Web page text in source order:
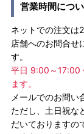
営業時間につ
ネットでの注文は
店舗へのお問合せ
す。
平日 9:00～17:00
ます。
メールでのお問い
ただし、土日祝な
だいておりますの